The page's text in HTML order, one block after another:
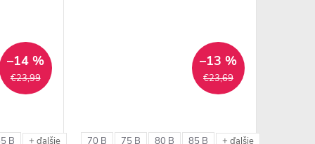
€23,99
–14 %
B + ďalšie
€23,69
–13 %
70 B 75 B 80 B 85 B + ďalšie